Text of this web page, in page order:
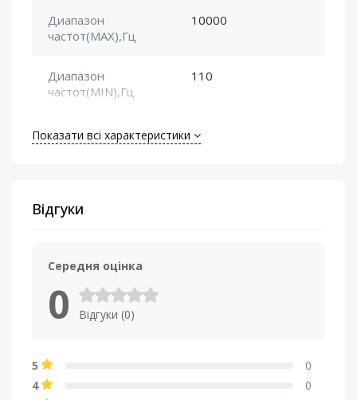
Диапазон
частот(MAX),Гц
10000
Диапазон
частот(MIN),Гц
110
Звуковая катушка,
дюйм/мм
2" (50.8 мм)
мощность (Max),Вт
Материал магнита НЧ
Номинальная
мощность (RMS), Вт
Показати всі характеристики
Відгуки
Середня оцінка
0 Відгуки (0)
5
0
4
0